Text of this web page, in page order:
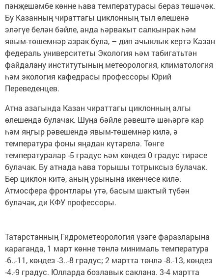
пәнҗешәмбе көнне һава температурасы бераз төшәчәк.
Бу Казанның чираттагы циклонның тыл өлешенә
эләгүе белән бәйле, анда һәрвакыт салкынрак һәм
явым-төшемнәр азрак була, – дип ачыклык кертә Казан
федераль университеты Экология һәм табигатьтән
файдалану институтының метеорология, климатология
һәм экология кафедрасы профессоры Юрий
Переведенцев.
Атна азагында Казан чираттагы циклонның алгы
өлешендә булачак. Шуңа бәйле рәвештә шәһәргә кар
һәм яңгыр рәвешендә явым-төшемнәр килә, ә
температура фоны яңадан күтәрелә. Төнге
температуралар -5 градус һәм көндез 0 градус тирәсе
булачак. Бу атнада һава торышы тотрыксыз булачак.
Бер циклон китә, аның урынына икенчесе килә.
Атмосфера фронтлары үтә, басым шактый түбән
булачак, ди КФУ профессоры.
Татарстанның Гидрометеорология үзәге фаразларына
караганда, 1 март көнне төнлә минималь температура
-6..-11, көндез -3..-8 градус; 2 мартта төнлә -8.-13, көндез
-4.-9 градус. Юлларда бозлавык саклана. 3-4 мартта